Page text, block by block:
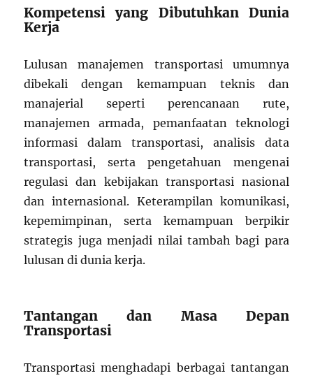
Kompetensi yang Dibutuhkan Dunia
Kerja
Lulusan manajemen transportasi umumnya
dibekali dengan kemampuan teknis dan
manajerial seperti perencanaan rute,
manajemen armada, pemanfaatan teknologi
informasi dalam transportasi, analisis data
transportasi, serta pengetahuan mengenai
regulasi dan kebijakan transportasi nasional
dan internasional. Keterampilan komunikasi,
kepemimpinan, serta kemampuan berpikir
strategis juga menjadi nilai tambah bagi para
lulusan di dunia kerja.
Tantangan dan Masa Depan
Transportasi
Transportasi menghadapi berbagai tantangan